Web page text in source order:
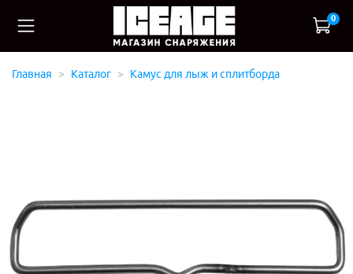
0
Главная Каталог Камус для лыж и сплитборда